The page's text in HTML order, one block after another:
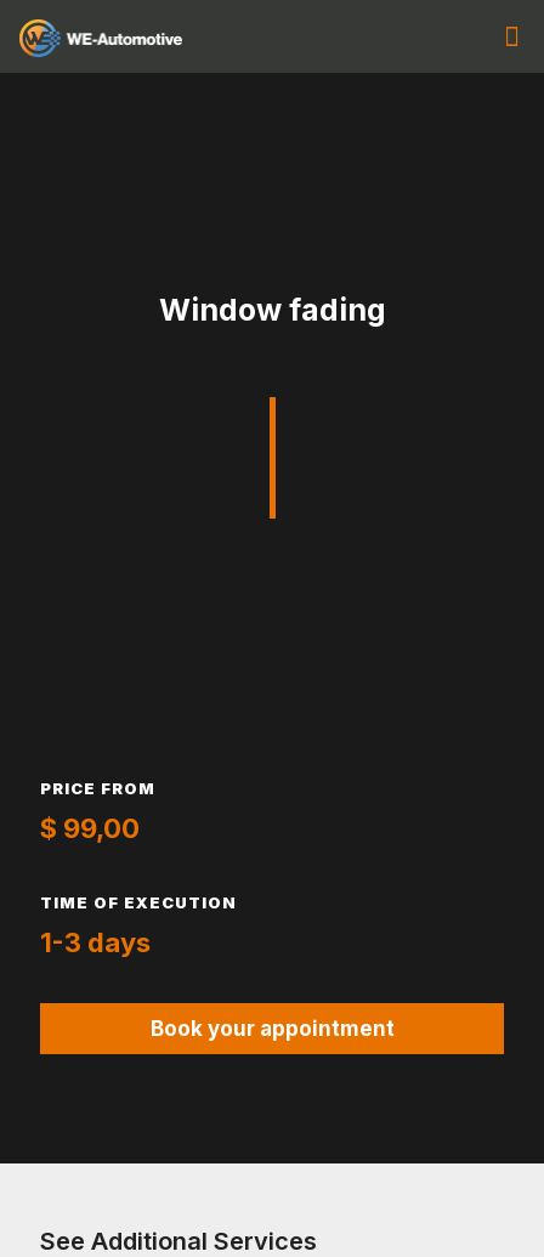
Window fading
PRICE FROM
$ 99,00
TIME OF EXECUTION
1-3 days
Book your appointment
See Additional Services